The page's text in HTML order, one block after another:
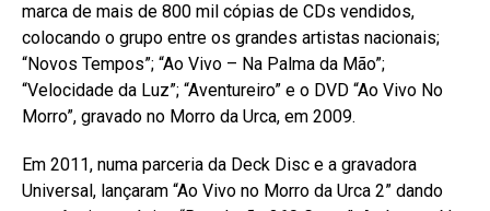
marca de mais de 800 mil cópias de CDs vendidos,
colocando o grupo entre os grandes artistas nacionais;
“Novos Tempos”; “Ao Vivo – Na Palma da Mão”;
“Velocidade da Luz”; “Aventureiro” e o DVD “Ao Vivo No
Morro”, gravado no Morro da Urca, em 2009.
Em 2011, numa parceria da Deck Disc e a gravadora
Universal, lançaram “Ao Vivo no Morro da Urca 2” dando